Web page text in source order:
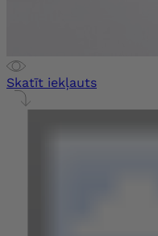
Skatīt iekļauts